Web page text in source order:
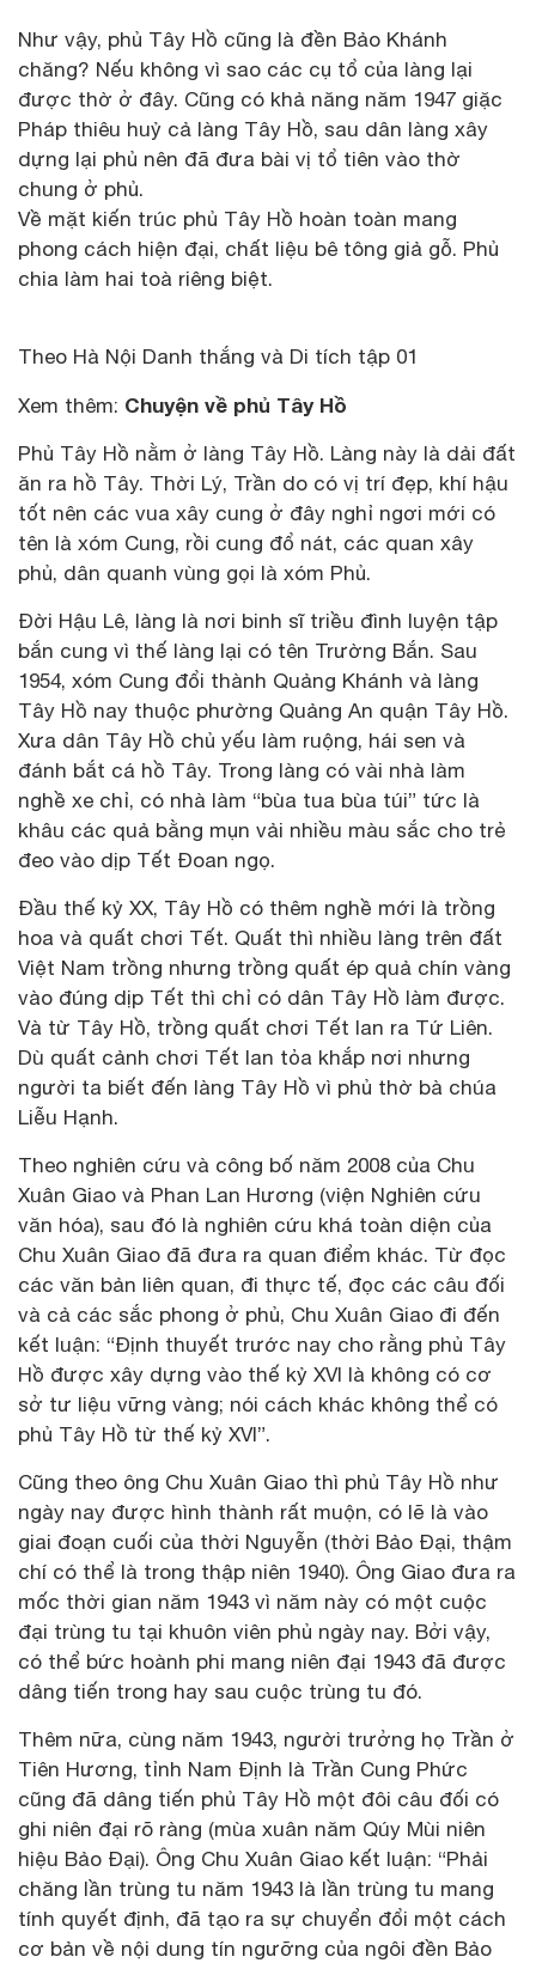
Như vậy, phủ Tây Hồ cũng là đền Bảo Khánh
chăng? Nếu không vì sao các cụ tổ của làng lại
được thờ ở đây. Cũng có khả năng năm 1947 giặc
Pháp thiêu huỷ cả làng Tây Hồ, sau dân làng xây
dựng lại phủ nên đã đưa bài vị tổ tiên vào thờ
chung ở phủ.
Về mặt kiến trúc phủ Tây Hồ hoàn toàn mang
phong cách hiện đại, chất liệu bê tông giả gỗ. Phủ
chia làm hai toà riêng biệt.
Theo Hà Nội Danh thắng và Di tích tập 01
Xem thêm: Chuyện về phủ Tây Hồ
Phủ Tây Hồ nằm ở làng Tây Hồ. Làng này là dải đất
ăn ra hồ Tây. Thời Lý, Trần do có vị trí đẹp, khí hậu
tốt nên các vua xây cung ở đây nghỉ ngơi mới có
tên là xóm Cung, rồi cung đổ nát, các quan xây
phủ, dân quanh vùng gọi là xóm Phủ.
Đời Hậu Lê, làng là nơi binh sĩ triều đình luyện tập
bắn cung vì thế làng lại có tên Trường Bắn. Sau
1954, xóm Cung đổi thành Quảng Khánh và làng
Tây Hồ nay thuộc phường Quảng An quận Tây Hồ.
Xưa dân Tây Hồ chủ yếu làm ruộng, hái sen và
đánh bắt cá hồ Tây. Trong làng có vài nhà làm
nghề xe chỉ, có nhà làm “bùa tua bùa túi” tức là
khâu các quả bằng mụn vải nhiều màu sắc cho trẻ
đeo vào dịp Tết Đoan ngọ.
Đầu thế kỷ XX, Tây Hồ có thêm nghề mới là trồng
hoa và quất chơi Tết. Quất thì nhiều làng trên đất
Việt Nam trồng nhưng trồng quất ép quả chín vàng
vào đúng dịp Tết thì chỉ có dân Tây Hồ làm được.
Và từ Tây Hồ, trồng quất chơi Tết lan ra Tứ Liên.
Dù quất cảnh chơi Tết lan tỏa khắp nơi nhưng
người ta biết đến làng Tây Hồ vì phủ thờ bà chúa
Liễu Hạnh.
Theo nghiên cứu và công bố năm 2008 của Chu
Xuân Giao và Phan Lan Hương (viện Nghiên cứu
văn hóa), sau đó là nghiên cứu khá toàn diện của
Chu Xuân Giao đã đưa ra quan điểm khác. Từ đọc
các văn bản liên quan, đi thực tế, đọc các câu đối
và cả các sắc phong ở phủ, Chu Xuân Giao đi đến
kết luận: “Định thuyết trước nay cho rằng phủ Tây
Hồ được xây dựng vào thế kỷ XVI là không có cơ
sở tư liệu vững vàng; nói cách khác không thể có
phủ Tây Hồ từ thế kỷ XVI”.
Cũng theo ông Chu Xuân Giao thì phủ Tây Hồ như
ngày nay được hình thành rất muộn, có lẽ là vào
giai đoạn cuối của thời Nguyễn (thời Bảo Đại, thậm
chí có thể là trong thập niên 1940). Ông Giao đưa ra
mốc thời gian năm 1943 vì năm này có một cuộc
đại trùng tu tại khuôn viên phủ ngày nay. Bởi vậy,
có thể bức hoành phi mang niên đại 1943 đã được
dâng tiến trong hay sau cuộc trùng tu đó.
Thêm nữa, cùng năm 1943, người trưởng họ Trần ở
Tiên Hương, tỉnh Nam Định là Trần Cung Phức
cũng đã dâng tiến phủ Tây Hồ một đôi câu đối có
ghi niên đại rõ ràng (mùa xuân năm Qúy Mùi niên
hiệu Bảo Đại). Ông Chu Xuân Giao kết luận: “Phải
chăng lần trùng tu năm 1943 là lần trùng tu mang
tính quyết định, đã tạo ra sự chuyển đổi một cách
cơ bản về nội dung tín ngưỡng của ngôi đền Bảo